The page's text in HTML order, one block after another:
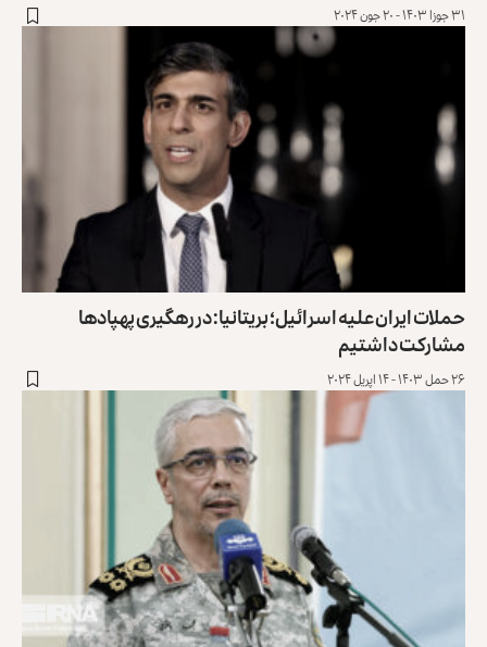
۳۱ جوزا ۱۴۰۳ - ۲۰ جون ۲۰۲۴
حملات ایران علیه اسرائیل؛ بریتانیا: در رهگيری‌ پهپادها
مشارکت داشتیم
۲۶ حمل ۱۴۰۳ - ۱۴ اپریل ۲۰۲۴